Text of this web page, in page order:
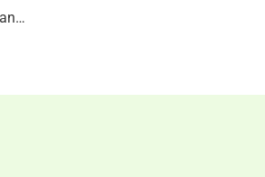
Jejak Keteladanan: Menelusuri Kedalaman Kepemimpinan Umar bin Khattab